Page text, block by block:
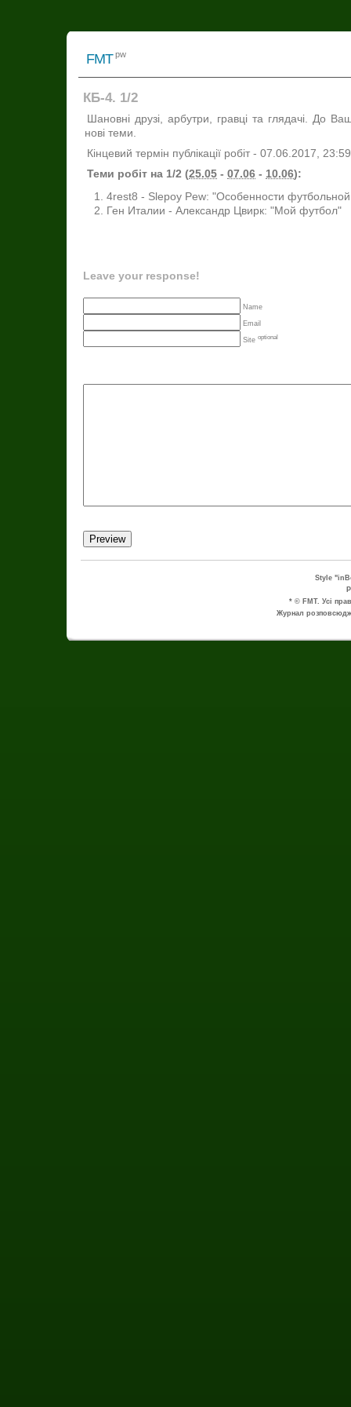
FMTpw
КБ-4. 1/2
Шановні друзі, арбутри, гравці та глядачі. До
нові теми.
Кінцевий термін публікації робіт - 07.06.2017, 23:59
Теми робіт на 1/2 (25.05 - 07.06 - 10.06):
4rest8 - Slepoy Pew: "Особенности
Ген Италии - Александр Цвирк: "Мой футбол"
Leave your response!
Name
Email
Site optional
Style
* © FMT. Усі
Журнал